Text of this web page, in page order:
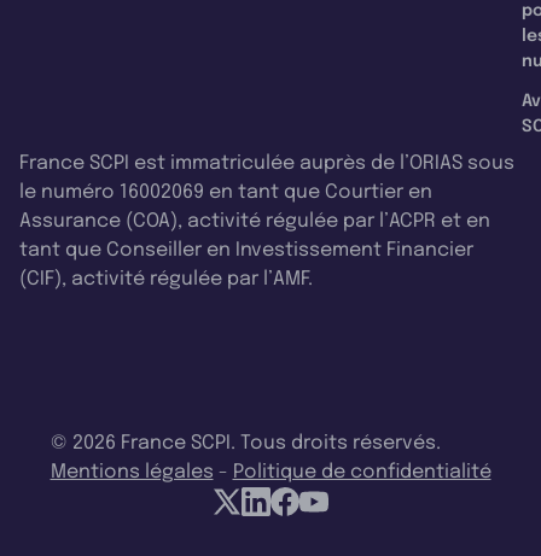
France SCPI est immatriculée auprès de l’ORIAS sous
le numéro 16002069 en tant que Courtier en
Assurance (COA), activité régulée par l’ACPR et en
tant que Conseiller en Investissement Financier
(CIF), activité régulée par l’AMF.
© 2026 France SCPI. Tous droits réservés.
Mentions légales - Politique de confidentialité